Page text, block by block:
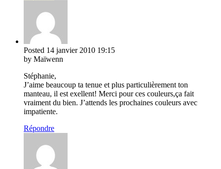
Posted 14 janvier 2010 19:15
by Maïwenn
Stéphanie,
J’aime beaucoup ta tenue et plus particulièrement ton
manteau, il est exellent! Merci pour ces couleurs,ça fait
vraiment du bien. J’attends les prochaines couleurs avec
impatiente.
Répondre